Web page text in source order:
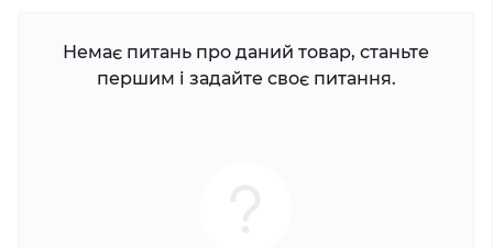
Немає питань про даний товар, станьте
першим і задайте своє питання.